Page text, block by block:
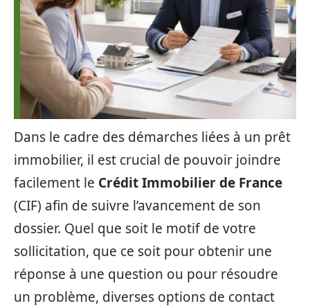
Dans le cadre des démarches liées à un prêt
immobilier, il est crucial de pouvoir joindre
facilement le Crédit Immobilier de France
(CIF) afin de suivre l’avancement de son
dossier. Quel que soit le motif de votre
sollicitation, que ce soit pour obtenir une
réponse à une question ou pour résoudre
un problème, diverses options de contact